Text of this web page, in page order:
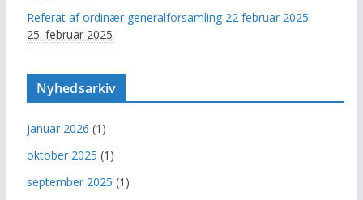
Referat af ordinær generalforsamling 22 februar 2025
25. februar 2025
Nyhedsarkiv
januar 2026 (1)
oktober 2025 (1)
september 2025 (1)